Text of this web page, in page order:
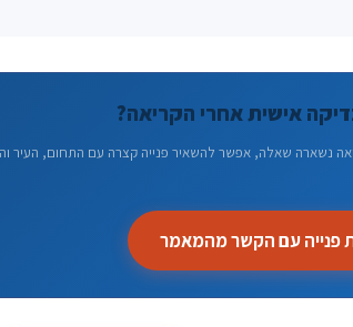
אישית אחרי הקריאה?
נשארה שאלה, אפשר להשאיר פנייה קצרה עם התחום, העיר
פנייה עם הקשר מהמאמר